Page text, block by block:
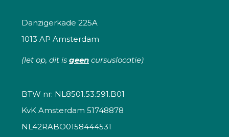
Danzigerkade 225A
1013 AP Amsterdam
(let op, dit is geen cursuslocatie)
BTW nr: NL8501.53.591.B01
KvK Amsterdam 51748878
NL42RABO0158444531